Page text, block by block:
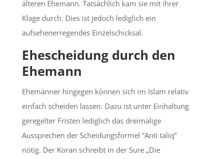
älteren Ehemann. Tatsächlich kam sie mit ihrer
Klage durch. Dies ist jedoch lediglich ein
aufsehenerregendes Einzelschicksal.
Ehescheidung durch den
Ehemann
Ehemänner hingegen können sich im Islam relativ
einfach scheiden lassen. Dazu ist unter Einhaltung
geregelter Fristen lediglich das dreimalige
Aussprechen der Scheidungsformel “Anti taliq”
nötig. Der Koran schreibt in der Sure „Die